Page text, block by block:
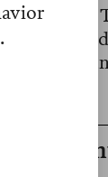
und
erschien